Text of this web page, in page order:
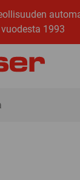
vuodesta 1993